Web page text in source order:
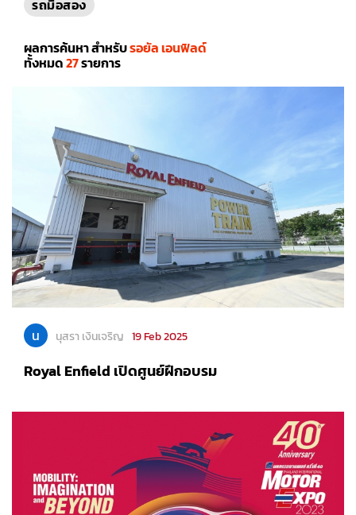
รถมือสอง
ผลการค้นหา สำหรับรอยัล เอนฟิลด์
ทั้งหมด27รายการ
น นุสรา เงินเจริญ 19 Feb 2025
Royal Enfield เปิดศูนย์ฝึกอบรม